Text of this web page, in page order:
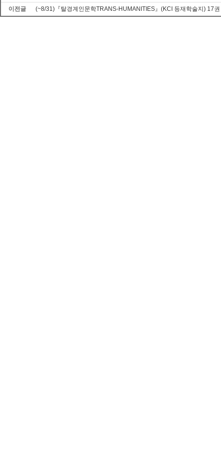
이전글
(~8/31)『탈경계인문학TRANS-HUMANITIES』(KCI 등재학술지) 17